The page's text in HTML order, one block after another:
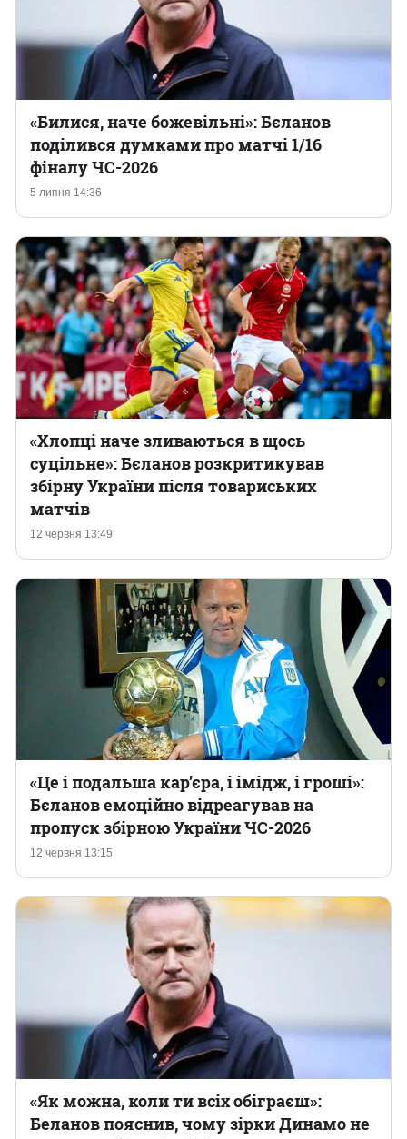
5 липня 14:36
«Билися, наче божевільні‎»: Бєланов
поділився думками про матчі 1/16
фіналу ЧС-2026
12 червня 13:49
«Хлопці наче зливаються в щось
суцільне»: Бєланов розкритикував
збірну України після товариських
матчів
12 червня 13:15
«Це і подальша кар’єра, і імідж, і гроші»:
Бєланов емоційно відреагував на
пропуск збірною України ЧС-2026
«‎Як можна, коли ти всіх обіграєш»:
Беланов пояснив, чому зірки Динамо не